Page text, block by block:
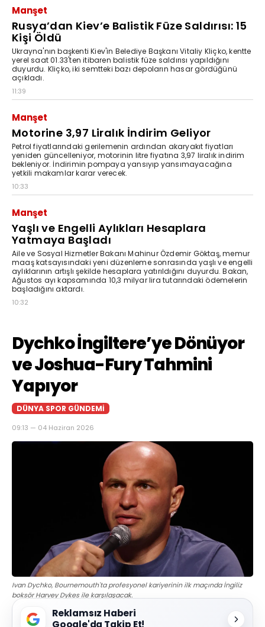
Manşet
Rusya’dan Kiev’e Balistik Füze Saldırısı: 15
Kişi Öldü
Ukrayna'nın başkenti Kiev'in Belediye Başkanı Vitaliy Kliçko, kentte
yerel saat 01.33'ten itibaren balistik füze saldırısı yapıldığını
duyurdu. Kliçko, iki semtteki bazı depoların hasar gördüğünü
açıkladı.
11:39
Manşet
Motorine 3,97 Liralık İndirim Geliyor
Petrol fiyatlarındaki gerilemenin ardından akaryakıt fiyatları
yeniden güncelleniyor, motorinin litre fiyatına 3,97 liralık indirim
bekleniyor. İndirimin pompaya yansıyıp yansımayacağına
yetkili makamlar karar verecek.
10:33
Manşet
Yaşlı ve Engelli Aylıkları Hesaplara
Yatmaya Başladı
Aile ve Sosyal Hizmetler Bakanı Mahinur Özdemir Göktaş, memur
maaş katsayısındaki yeni düzenleme sonrasında yaşlı ve engelli
aylıklarının artışlı şekilde hesaplara yatırıldığını duyurdu. Bakan,
Ağustos ayı kapsamında 10,3 milyar lira tutarındaki ödemelerin
başladığını aktardı.
10:32